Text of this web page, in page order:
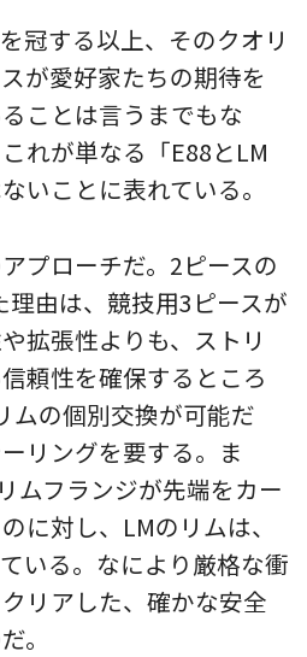
冠する以上、そのクオリ
が愛好家たちの期待を
ことは言うまでもな
れが単なる「E88とLM
いことに表れている。
プローチだ。2ピースの
理由は、競技用3ピースが
拡張性よりも、ストリ
頼性を確保するところ
ムの個別交換が可能だ
リングを要する。ま
ムフランジが先端をカー
に対し、LMのリムは、
いる。なにより厳格な衝
リアした、確かな安全
。